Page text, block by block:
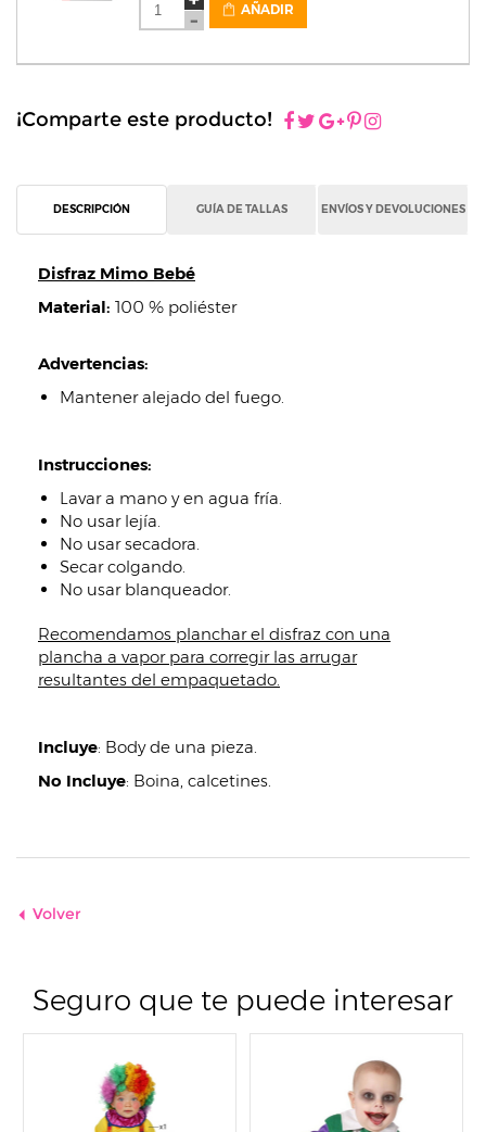
AÑADIR
¡Comparte este producto!
DESCRIPCIÓN GUÍA DE TALLAS ENVÍOS Y DEVOLUCIONES
Disfraz Mimo Bebé
Material: 100 % poliéster
Advertencias:
Mantener alejado del fuego.
Instrucciones:
Lavar a mano y en agua fría.
No usar lejía.
No usar secadora.
Secar colgando.
No usar blanqueador.
Recomendamos planchar el disfraz con una
plancha a vapor para corregir las arrugar
resultantes del empaquetado.
Incluye: Body de una pieza.
No Incluye: Boina, calcetines.
Volver
Seguro que te puede interesar